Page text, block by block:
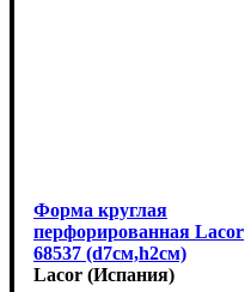
Форма круглая
перфорированная Lacor
68537 (d7см,h2см)
Lacor (Испания)